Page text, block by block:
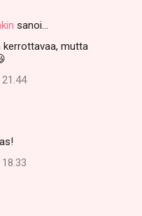
sanoi…
mutta